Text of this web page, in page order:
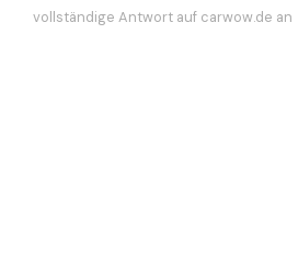
vollständige Antwort auf carwow.de an